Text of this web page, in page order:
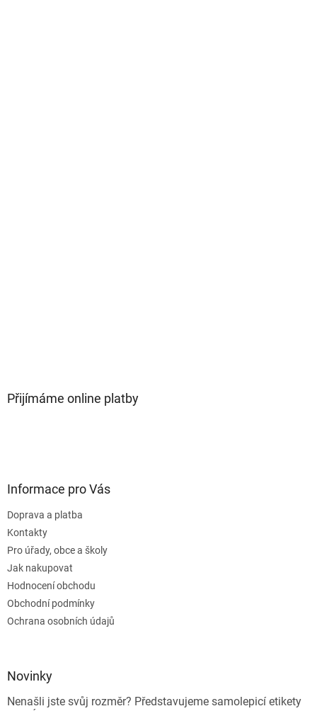
Přijímáme online platby
Informace pro Vás
Doprava a platba
Kontakty
Pro úřady, obce a školy
Jak nakupovat
Hodnocení obchodu
Obchodní podmínky
Ochrana osobních údajů
Novinky
Nenašli jste svůj rozměr? Představujeme samolepicí etikety